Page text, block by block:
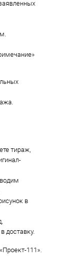
тираж,
в
доставку.
111».